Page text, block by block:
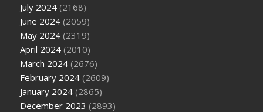
July 2024 (2168)
June 2024 (2059)
May 2024 (2319)
April 2024 (2010)
March 2024 (2676)
February 2024 (2609)
January 2024 (2865)
December 2023 (2893)